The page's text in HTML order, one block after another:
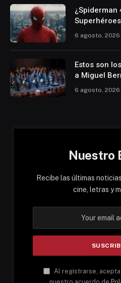
6 agosto, 2026
Estos son
a Miguel
6 agosto, 2026
Nuestro
Recibe las últimas
cine, letras y
Al registrarse,